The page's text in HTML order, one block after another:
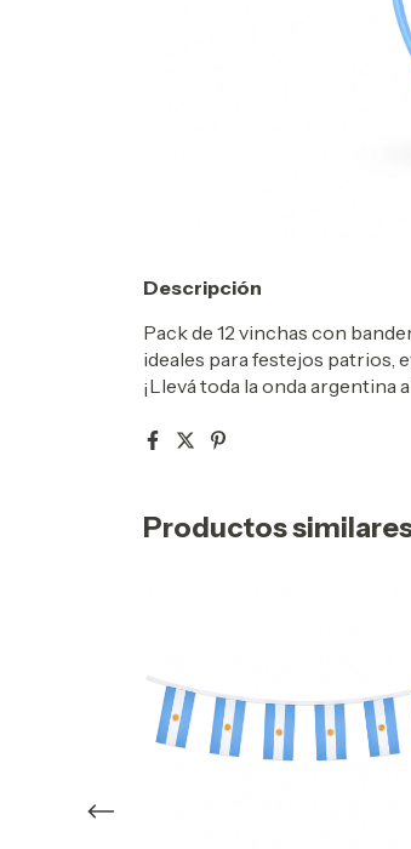
Descripción
Pack de 12 vinchas con
ideales para festejos patrios,
¡Llevá toda la onda argentina
Productos